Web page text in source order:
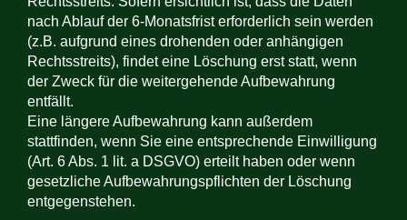
nach Ablauf der 6-Monatsfrist erforderlich sein werden
(z.B. aufgrund eines drohenden oder anhängigen
Rechtsstreits), findet eine Löschung erst statt, wenn
der Zweck für die weitergehende Aufbewahrung
entfällt.
Eine längere Aufbewahrung kann außerdem
stattfinden, wenn Sie eine entsprechende Einwilligung
(Art. 6 Abs. 1 lit. a DSGVO) erteilt haben oder wenn
gesetzliche Aufbewahrungspflichten der Löschung
entgegenstehen.